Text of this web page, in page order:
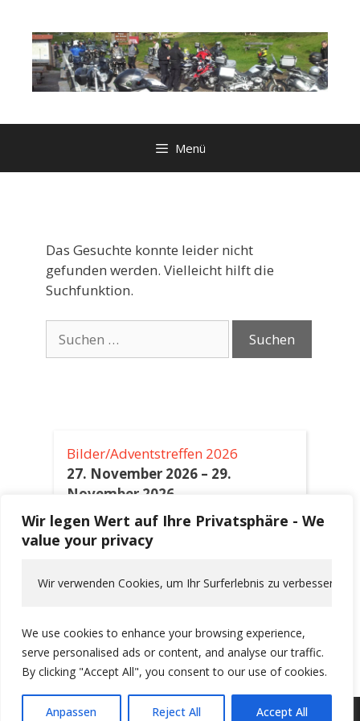
Wir legen Wert auf Ihre Privatsphäre - We
value your privacy
Wir verwenden Cookies, um Ihr Surferlebnis zu verbessern,
We use cookies to enhance your browsing experience,
serve personalised ads or content, and analyse our traffic.
By clicking "Accept All", you consent to our use of cookies.
Anpassen Reject All Accept All
Inhalt
springen
Menü
Das Gesuchte konnte leider nicht
gefunden werden. Vielleicht hilft die
Suchfunktion.
nach:
Bilder/Adventstreffen 2026
27. November 2026 – 29.
November 2026
Himmelfahrt 2027
10. Juni 2027
19. Juni 2027